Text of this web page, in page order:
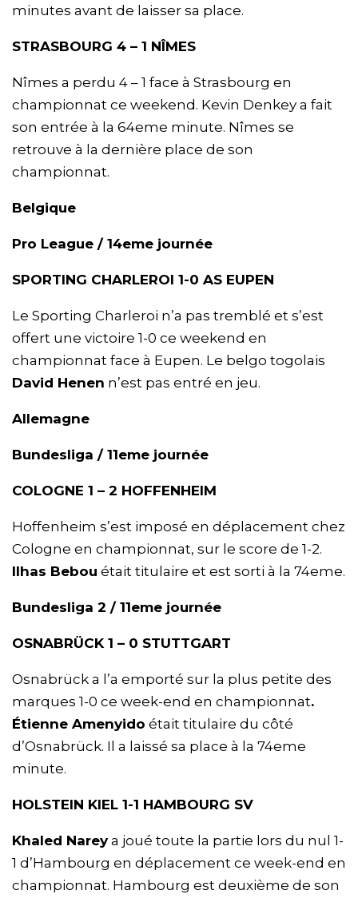
minutes avant de laisser sa place.
STRASBOURG 4 – 1 NÎMES
Nîmes a perdu 4 – 1 face à Strasbourg en
championnat ce weekend. Kevin Denkey a fait
son entrée à la 64eme minute. Nîmes se
retrouve à la dernière place de son
championnat.
Belgique
Pro League / 14eme journée
SPORTING CHARLEROI 1-0 AS EUPEN
Le Sporting Charleroi n’a pas tremblé et s’est
offert une victoire 1-0 ce weekend en
championnat face à Eupen. Le belgo togolais
David Henen n’est pas entré en jeu.
Allemagne
Bundesliga / 11eme journée
COLOGNE 1 – 2 HOFFENHEIM
Hoffenheim s’est imposé en déplacement chez
Cologne en championnat, sur le score de 1-2.
Ilhas Bebou était titulaire et est sorti à la 74eme.
Bundesliga 2 / 11eme journée
OSNABRÜCK 1 – 0 STUTTGART
Osnabrück a l’a emporté sur la plus petite des
marques 1-0 ce week-end en championnat.
Étienne Amenyido était titulaire du côté
d’Osnabrück. Il a laissé sa place à la 74eme
minute.
HOLSTEIN KIEL 1-1 HAMBOURG SV
Khaled Nareya joué toute la partie lors du nul 1-
1 d’Hambourg en déplacement ce week-end en
championnat. Hambourg est deuxième de son